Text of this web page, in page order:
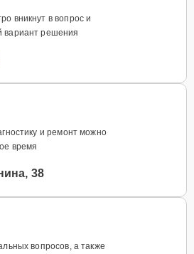
вникнут в вопрос и
вариант решения
и ремонт можно
время
38
вопросов, а также